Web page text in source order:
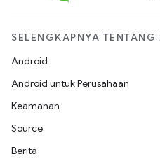
SELENGKAPNYA TENTANG
Android
Android untuk Perusahaan
Keamanan
Source
Berita